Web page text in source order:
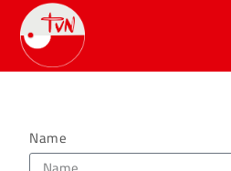
Name